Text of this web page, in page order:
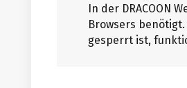
In der DRACOON
Browsers
gesperrt ist,